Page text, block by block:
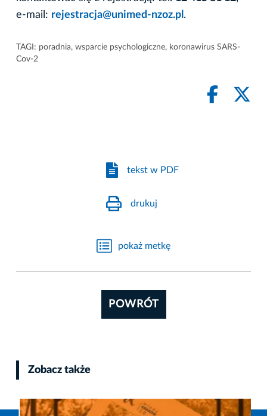
e-mail: rejestracja@unimed-nzoz.pl .
TAGI: poradnia, wsparcie psychologiczne, koronawirus SARS-
Cov-2
tekst w PDF
drukuj
pokaż metkę
POWRÓT
Zobacz także